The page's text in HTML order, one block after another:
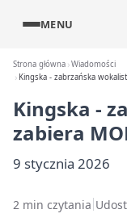
MENU
Strona główna Wiadomości
Kingska - zabrzańska
Kingska -
zabiera
9 stycznia 2026
2 min czytania